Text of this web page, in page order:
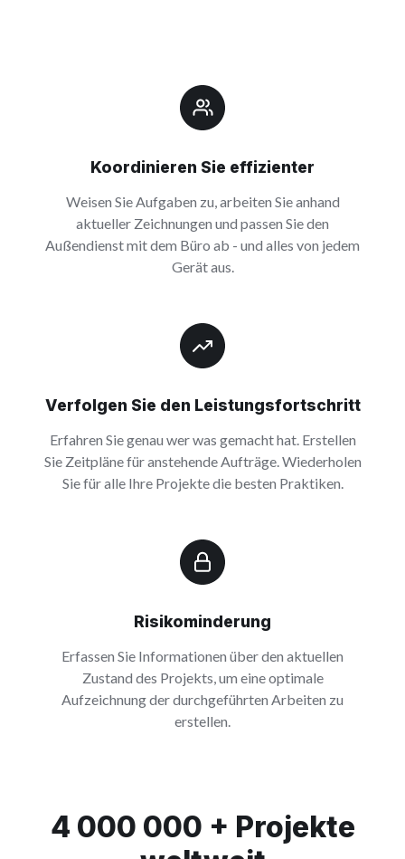
Koordinieren Sie effizienter
Weisen Sie Aufgaben zu, arbeiten Sie anhand
aktueller Zeichnungen und passen Sie den
Außendienst mit dem Büro ab - und alles von jedem
Gerät aus.
Verfolgen Sie den Leistungsfortschritt
Erfahren Sie genau wer was gemacht hat. Erstellen
Sie Zeitpläne für anstehende Aufträge. Wiederholen
Sie für alle Ihre Projekte die besten Praktiken.
Risikominderung
Erfassen Sie Informationen über den aktuellen
Zustand des Projekts, um eine optimale
Aufzeichnung der durchgeführten Arbeiten zu
erstellen.
4 000 000 + Projekte